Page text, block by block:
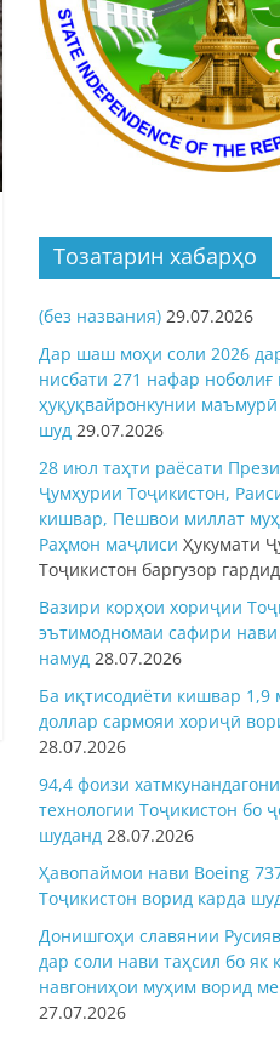
Тозатарин хабарҳо
(без названия) 29.07.2026
Дар шаш моҳи соли 2026
нисбати 271 нафар ноболиғ
ҳуқуқвайронкунии маъмурӣ
шуд 29.07.2026
28 июл таҳти раёсати
Ҷумҳурии Тоҷикистон,
кишвар, Пешвои миллат
Раҳмон маҷлиси Ҳукумати
Тоҷикистон баргузор
Вазири корҳои хориҷии
эътимодномаи сафири нави
намуд 28.07.2026
Ба иқтисодиёти кишвар 1,9
доллар сармояи хориҷӣ
28.07.2026
94,4 фоизи
технологии Тоҷикистон бо
шуданд 28.07.2026
Ҳавопаймои нави Boeing
Тоҷикистон ворид карда
Донишгоҳи славянии
дар соли нави таҳсил бо як
навгониҳои муҳим ворид
27.07.2026